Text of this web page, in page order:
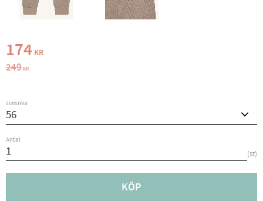
Nedsatt pris:
174 KR
Ordinarie pris:
249KR
svesnka
Antal
st
KÖP